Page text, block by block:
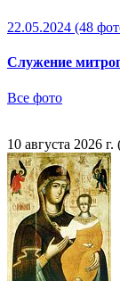
22.05.2024 (48
Служение
Все фото
10 августа 2026